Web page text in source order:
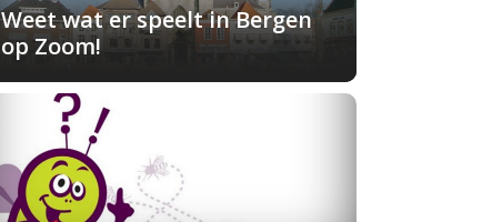
Weet wat er speelt in Bergen
op Zoom!